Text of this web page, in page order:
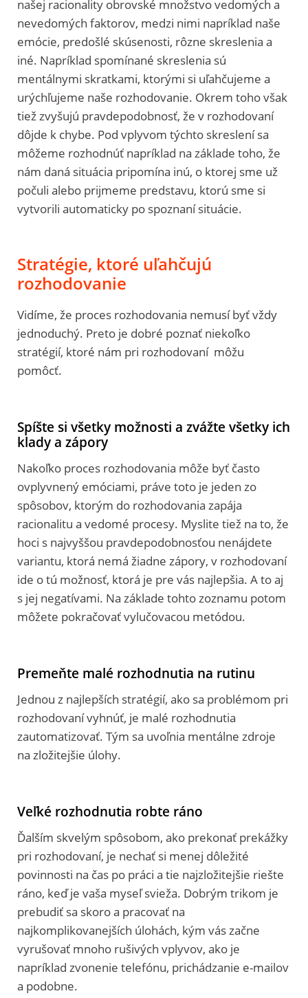
našej racionality obrovské množstvo vedomých a
nevedomých faktorov, medzi nimi napríklad naše
emócie, predošlé skúsenosti, rôzne skreslenia a
iné. Napríklad spomínané skreslenia sú
mentálnymi skratkami, ktorými si uľahčujeme a
urýchľujeme naše rozhodovanie. Okrem toho však
tiež zvyšujú pravdepodobnosť, že v rozhodovaní
dôjde k chybe. Pod vplyvom týchto skreslení sa
môžeme rozhodnúť napríklad na základe toho, že
nám daná situácia pripomína inú, o ktorej sme už
počuli alebo prijmeme predstavu, ktorú sme si
vytvorili automaticky po spoznaní situácie.
Stratégie, ktoré uľahčujú
rozhodovanie
Vidíme, že proces rozhodovania nemusí byť vždy
jednoduchý. Preto je dobré poznať niekoľko
stratégií, ktoré nám pri rozhodovaní môžu
pomôcť.
Spíšte si všetky možnosti a zvážte všetky ich
klady a zápory
Nakoľko proces rozhodovania môže byť často
ovplyvnený emóciami, práve toto je jeden zo
spôsobov, ktorým do rozhodovania zapája
racionalitu a vedomé procesy. Myslite tiež na to, že
hoci s najvyššou pravdepodobnosťou nenájdete
variantu, ktorá nemá žiadne zápory, v rozhodovaní
ide o tú možnosť, ktorá je pre vás najlepšia. A to aj
s jej negatívami. Na základe tohto zoznamu potom
môžete pokračovať vylučovacou metódou.
Premeňte malé rozhodnutia na rutinu
Jednou z najlepších stratégií, ako sa problémom pri
rozhodovaní vyhnúť, je malé rozhodnutia
zautomatizovať. Tým sa uvoľnia mentálne zdroje
na zložitejšie úlohy.
Veľké rozhodnutia robte ráno
Ďalším skvelým spôsobom, ako prekonať prekážky
pri rozhodovaní, je nechať si menej dôležité
povinnosti na čas po práci a tie najzložitejšie riešte
ráno, keď je vaša myseľ svieža. Dobrým trikom je
prebudiť sa skoro a pracovať na
najkomplikovanejších úlohách, kým vás začne
vyrušovať mnoho rušivých vplyvov, ako je
napríklad zvonenie telefónu, prichádzanie e-mailov
a podobne.